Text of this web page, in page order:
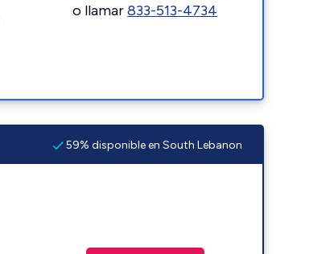
o llamar833-513-4734
59% disponible en South Lebanon